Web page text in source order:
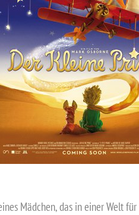
Mädchen, das in einer Welt